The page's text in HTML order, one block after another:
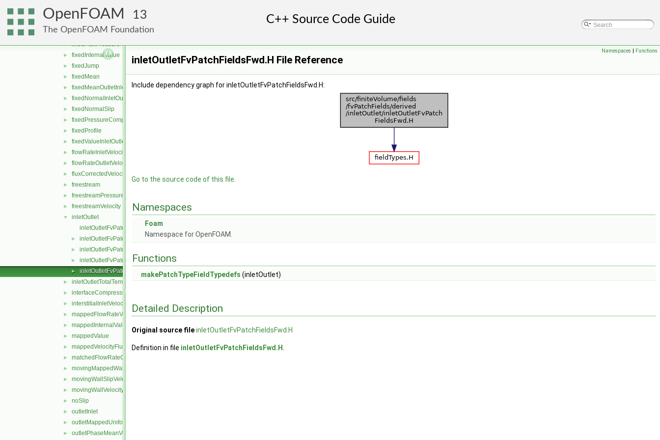
OpenFOAM 13
The OpenFOAM Foundation
► fanPressure
► fixedFluxExtrapolatedPressure
► fixedFluxPressure
► fixedInternalValue
► fixedJump
► fixedMean
► fixedMeanOutletInlet
► fixedNormalInletOutletVelocity
► fixedNormalSlip
► fixedPressureCompressibleDensity
► fixedProfile
► fixedValueInletOutlet
► flowRateInletVelocity
► flowRateOutletVelocity
► fluxCorrectedVelocity
► freestream
► freestreamPressure
► freestreamVelocity
▼
inletOutlet
inletOutletFvPatchField.C
► inletOutletFvPatchField.H
► inletOutletFvPatchFields.C
► inletOutletFvPatchFields.H
► inletOutletFvPatchFieldsFwd.H
► inletOutletTotalTemperature
► interfaceCompression
► interstitialInletVelocity
► mappedFlowRateVelocity
► mappedInternalValue
► mappedValue
► mappedVelocityFlux
► matchedFlowRateOutletVelocity
► movingMappedWallVelocity
► movingWallSlipVelocity
► movingWallVelocity
► noSlip
► outletInlet
► outletMappedUniformInlet
► outletPhaseMeanVelocity
Namespaces | Functions
inletOutletFvPatchFieldsFwd.H File Reference
Include dependency graph for inletOutletFvPatchFieldsFwd.H:
Go to the source code of this file.
Namespaces
Foam
Namespace for OpenFOAM.
Functions
makePatchTypeFieldTypedefs (inletOutlet)
Detailed Description
Original source fileinletOutletFvPatchFieldsFwd.H
Definition in file inletOutletFvPatchFieldsFwd.H